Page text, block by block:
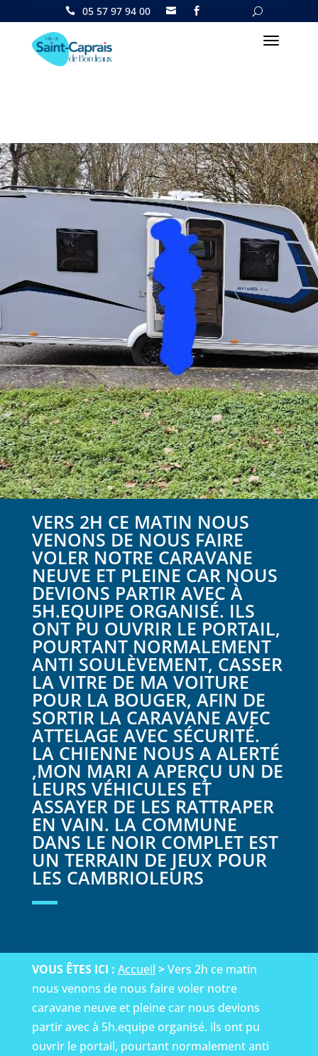
05 57 97 94 00  
VERS 2H CE MATIN NOUS
VENONS DE NOUS FAIRE
VOLER NOTRE CARAVANE
NEUVE ET PLEINE CAR NOUS
DEVIONS PARTIR AVEC À
5H.EQUIPE ORGANISÉ. ILS
ONT PU OUVRIR LE PORTAIL,
POURTANT NORMALEMENT
ANTI SOULÈVEMENT, CASSER
LA VITRE DE MA VOITURE
POUR LA BOUGER, AFIN DE
SORTIR LA CARAVANE AVEC
ATTELAGE AVEC SÉCURITÉ.
LA CHIENNE NOUS A ALERTÉ
,MON MARI A APERÇU UN DE
LEURS VÉHICULES ET
ASSAYER DE LES RATTRAPER
EN VAIN. LA COMMUNE
DANS LE NOIR COMPLET EST
UN TERRAIN DE JEUX POUR
LES CAMBRIOLEURS
VOUS ÊTES ICI : Accueil >Vers 2h ce matin
nous venons de nous faire voler notre
caravane neuve et pleine car nous devions
partir avec à 5h.equipe organisé. ils ont pu
ouvrir le portail, pourtant normalement anti